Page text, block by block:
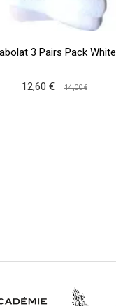
3 Pairs Pack White
12,60 € 14,00 €